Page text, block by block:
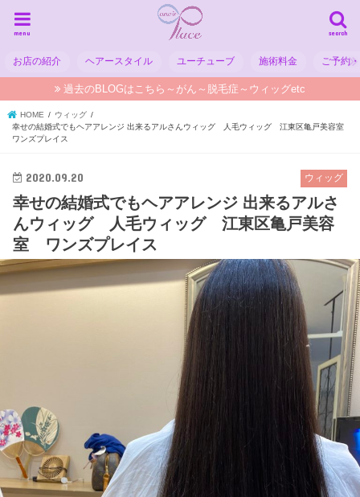
search
menu
お店の紹介 ヘアースタイル ユーチューブ 施術料金 ご予約
過去のBLOGはこちら～がん～脱毛症～ウィッグetc
HOME
ウィッグ
幸せの結婚式でもヘアアレンジ 出来るアルさんウィッグ 人毛ウィッグ 江東区亀戸美容室
ワンズプレイス
ウィッグ
2020.09.20
幸せの結婚式でもヘアアレンジ 出来るアルさ
んウィッグ 人毛ウィッグ 江東区亀戸美容
室 ワンズプレイス